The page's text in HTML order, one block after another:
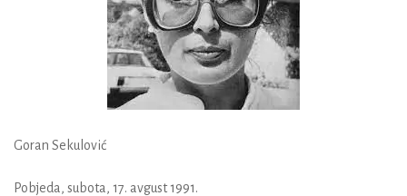
Goran Sekulović
Pobjeda, subota, 17. avgust 1991.